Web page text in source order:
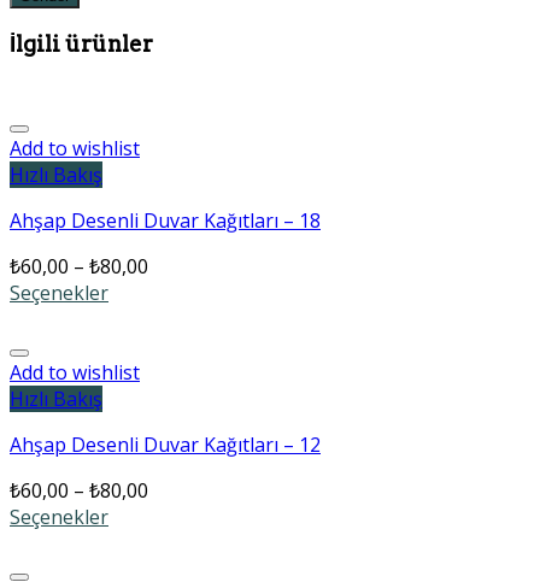
İlgili ürünler
Add to wishlist
Hızlı Bakış
Ahşap Desenli Duvar Kağıtları – 18
₺60,00 – ₺80,00
Seçenekler
Add to wishlist
Hızlı Bakış
Ahşap Desenli Duvar Kağıtları – 12
₺60,00 – ₺80,00
Seçenekler